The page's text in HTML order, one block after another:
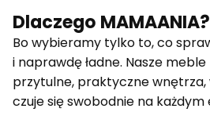
Dlaczego MAMAANIA?
Bo wybieramy tylko to, co
i naprawdę ładne. Nasze
przytulne, praktyczne
czuje się swobodnie na każdym